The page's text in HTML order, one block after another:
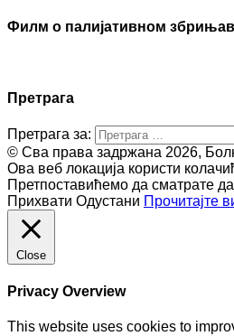
Филм о палијативном
Претрага
Претрага за:
© Сва права задржана 2026,
Ова веб локација користи
Претпоставићемо да сматрате
Прихвати Одустани Прочитајте
Close
Privacy Overview
This website uses cookies to